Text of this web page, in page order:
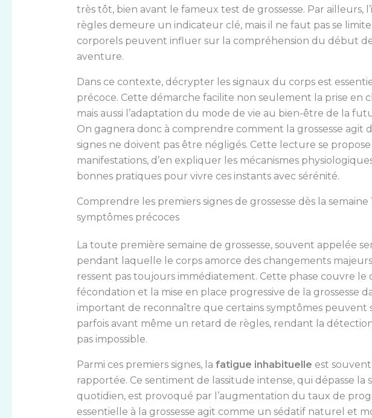
très tôt, bien avant le fameux test de grossesse. Par ailleurs,
règles demeure un indicateur clé, mais il ne faut pas se
corporels peuvent influer sur la compréhension du début
aventure.
Dans ce contexte, décrypter les signaux du corps est
précoce. Cette démarche facilite non seulement la prise en
mais aussi l’adaptation du mode de vie au bien-être de la
On gagnera donc à comprendre comment la grossesse agit
signes ne doivent pas être négligés. Cette lecture se
manifestations, d’en expliquer les mécanismes
bonnes pratiques pour vivre ces instants avec sérénité.
Comprendre les premiers signes de grossesse dès la semaine
symptômes précoces
La toute première semaine de grossesse, souvent appelée
pendant laquelle le corps amorce des changements
ressent pas toujours immédiatement. Cette phase couvre
fécondation et la mise en place progressive de la grossesse
important de reconnaître que certains symptômes peuvent
parfois avant même un retard de règles, rendant la
pas impossible.
Parmi ces premiers signes, la fatigue inhabituelle est
rapportée. Ce sentiment de lassitude intense, qui dépasse la
quotidien, est provoqué par l’augmentation du taux de
essentielle à la grossesse agit comme un sédatif naturel et